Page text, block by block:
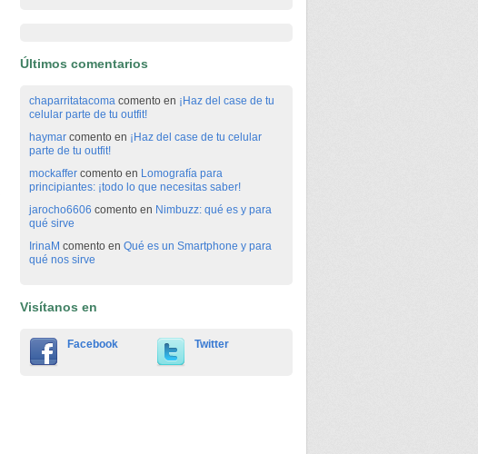
Últimos comentarios
chaparritatacomacomento en ¡Haz del case de tu
celular parte de tu outfit!
haymarcomento en ¡Haz del case de tu celular
parte de tu outfit!
mockaffercomento en Lomografía para
principiantes: ¡todo lo que necesitas saber!
jarocho6606 comento en Nimbuzz: qué es y para
qué sirve
IrinaM comento en Qué es un Smartphone y para
qué nos sirve
Visítanos en
Facebook Twitter